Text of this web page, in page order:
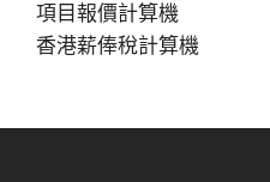
項目報價計算機
香港薪俸稅計算機